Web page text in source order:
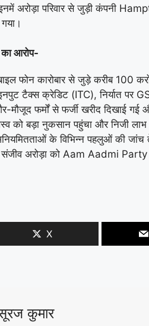
अरोड़ा परिवार से जुड़ी कंपनी
आरोप-
फोन कारोबार से जुड़े करीब 100
टैक्स क्रेडिट (ITC), निर्यात पर
मौजूद फर्मों से फर्जी खरीद दिखाई
को बड़ा नुकसान पहुंचा और निजी लाभ
के विभिन्न पहलुओं की जांच
अरोड़ा को Aam Aadmi Party
X
कुमार